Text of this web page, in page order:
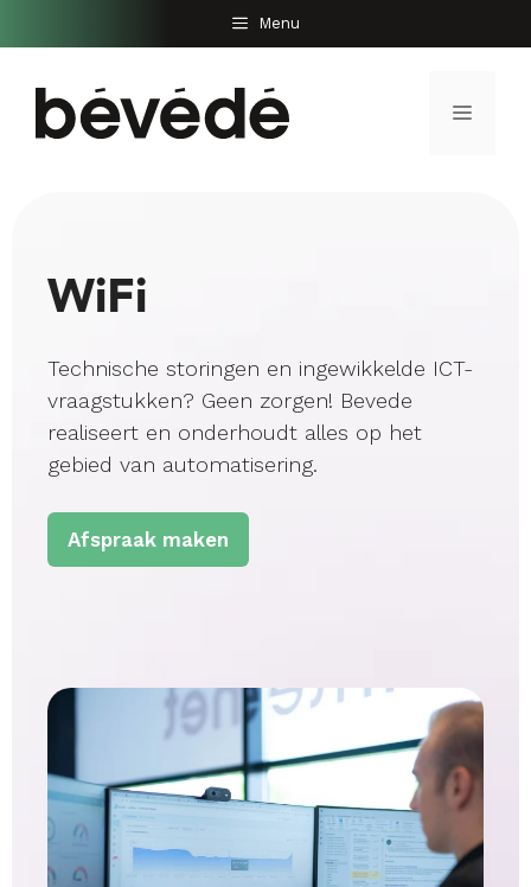
naar
inhoud
Menu
Menu
WiFi
Technische storingen en ingewikkelde ICT-
vraagstukken? Geen zorgen! Bevede
realiseert en onderhoudt alles op het
gebied van automatisering.
Afspraak maken